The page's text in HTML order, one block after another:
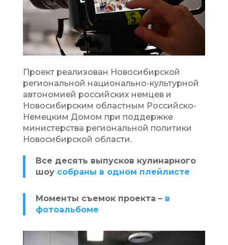
Проект реализован Новосибирской
региональной национально-культурной
автономией российских немцев и
Новосибирским областным Российско-
Немецким Домом при поддержке
министерства региональной политики
Новосибирской области.
Все десять выпусков кулинарного
шоу собраны в одном плейлисте
Моменты съемок проекта – в
фотоальбоме